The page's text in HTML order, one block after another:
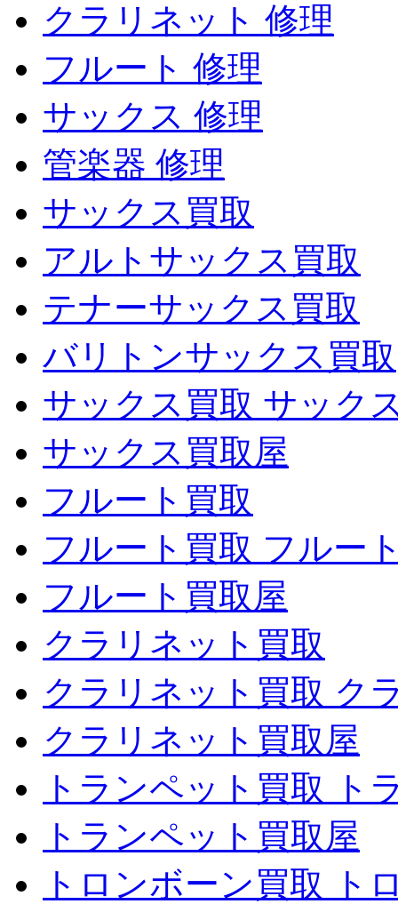
クラリネット 修理
フルート 修理
サックス 修理
管楽器 修理
サックス買取
アルトサックス買取
テナーサックス買取
バリトンサックス買取
サックス買取 サック
サックス買取屋
フルート買取
フルート買取 フルー
フルート買取屋
クラリネット買取
クラリネット買取 ク
クラリネット買取屋
トランペット買取 ト
トランペット買取屋
トロンボーン買取 ト